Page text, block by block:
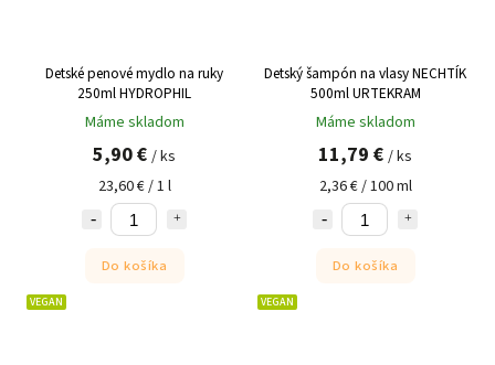
Detské penové mydlo na ruky
250ml HYDROPHIL
Máme skladom
5,90 € / ks
23,60 € / 1 l
Do košíka
Detský šampón na vlasy NECHTÍK
500ml URTEKRAM
Máme skladom
11,79 € / ks
2,36 € / 100 ml
Do košíka
VEGAN VEGAN